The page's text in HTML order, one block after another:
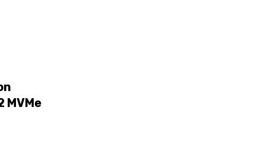
MVMe